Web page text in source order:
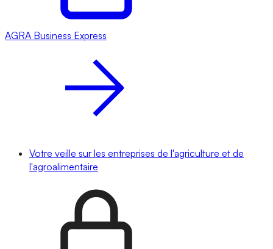
AGRA Business Express
Votre veille sur les entreprises de l'agriculture et de
l'agroalimentaire